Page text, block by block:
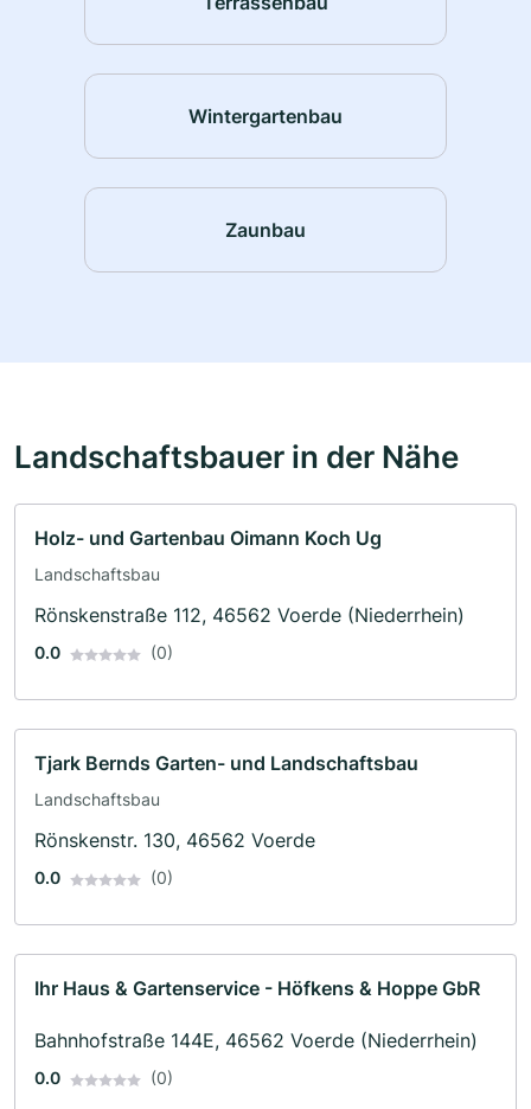
Wintergartenbau
Zaunbau
Landschaftsbauer in der Nähe
Holz- und Gartenbau Oimann Koch Ug
Landschaftsbau
Rönskenstraße 112, 46562 Voerde (Niederrhein)
0.0 (0)
Tjark Bernds Garten- und Landschaftsbau
Landschaftsbau
Rönskenstr. 130, 46562 Voerde
0.0 (0)
Ihr Haus & Gartenservice - Höfkens & Hoppe GbR
Bahnhofstraße 144E, 46562 Voerde (Niederrhein)
0.0 (0)